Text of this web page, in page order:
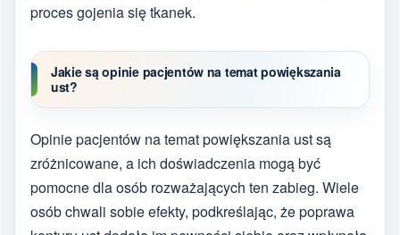
proces gojenia się tkanek.
Jakie są opinie pacjentów na temat powiększania
ust?
Opinie pacjentów na temat powiększania ust są
zróżnicowane, a ich doświadczenia mogą być
pomocne dla osób rozważających ten zabieg. Wiele
osób chwali sobie efekty, podkreślając, że poprawa